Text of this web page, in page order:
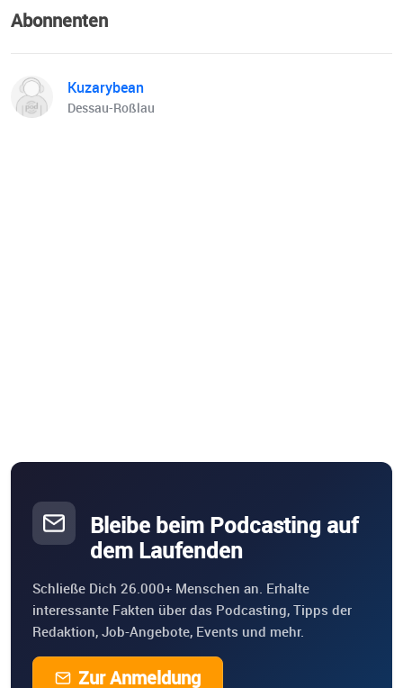
Abonnenten
Kuzarybean
Dessau-Roßlau
Bleibe beim Podcasting auf
dem Laufenden
Schließe Dich 26.000+ Menschen an. Erhalte
interessante Fakten über das Podcasting, Tipps der
Redaktion, Job-Angebote, Events und mehr.
Zur Anmeldung